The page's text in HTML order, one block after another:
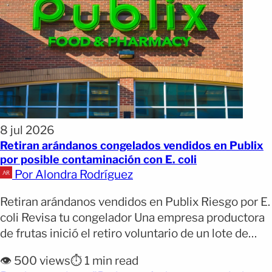
8 jul 2026
Retiran arándanos congelados vendidos en Publix
por posible contaminación con E. coli
Por Alondra Rodríguez
Retiran arándanos vendidos en Publix Riesgo por E.
coli Revisa tu congelador Una empresa productora
de frutas inició el retiro voluntario de un lote de
por una posible contaminación con la bacteria
👁️ 500 views⏱️ 1 min read